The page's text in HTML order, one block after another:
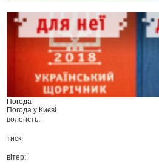
Погода
Погода у Києві
вологість:
тиск:
вітер: